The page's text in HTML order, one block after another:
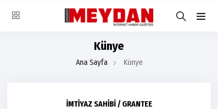
Künye
Ana Sayfa Künye
İMTİYAZ SAHİBİ / GRANTEE